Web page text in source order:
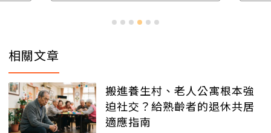
相關文章
搬進養生村、老人公寓根本強
迫社交？給熟齡者的退休共居
適應指南